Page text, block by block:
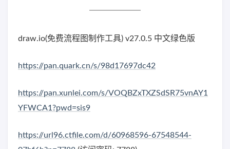
draw.io(免费流程图制作工具) v27.0.5 中文绿色版
https://pan.quark.cn/s/98d17697dc42
https://pan.xunlei.com/s/VOQBZxTXZSdSR75vnAY1
YFWCA1?pwd=sis9
https://url96.ctfile.com/d/60968596-67548544-